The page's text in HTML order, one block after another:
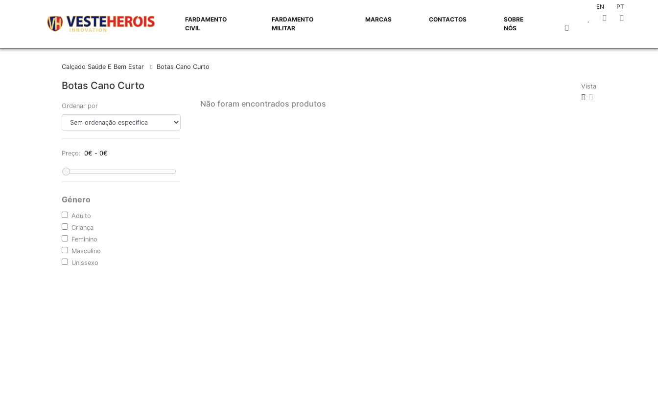
EN
PT
FARDAMENTO
CIVIL
FARDAMENTO
MILITAR
MARCAS CONTACTOS
SOBRE
NÓS
Calçado Saúde E Bem Estar Botas Cano Curto
Botas Cano Curto Vista
Ordenar por
Preço:
Género
Adulto
Criança
Feminino
Masculino
Unissexo
Não foram encontrados produtos